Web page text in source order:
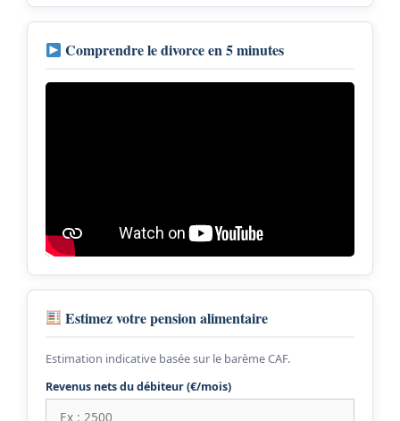
Comprendre le divorce en 5 minutes
Estimez votre pension alimentaire
Estimation indicative basée sur le barème CAF.
Revenus nets du débiteur (€/mois)